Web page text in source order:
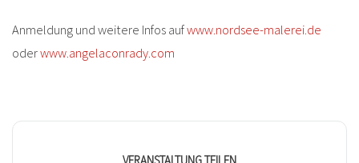
Anmeldung und weitere Infos aufwww.nordsee-malerei.de
oderwww.angelaconrady.com